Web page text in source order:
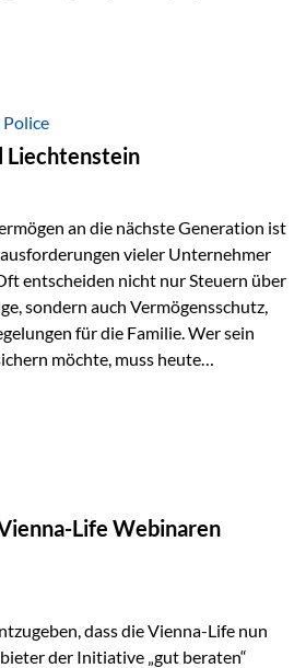
optimal genutzt werden, sondern
Vermögensübertragung, ohne die
der Hand zu geben. Die Lösung:
Die Umsetzung erfolgt über die
Liechtenstein
an die nächste Generation ist
vieler Unternehmer
entscheiden nicht nur Steuern über
sondern auch Vermögensschutz,
für die Familie. Wer sein
möchte, muss heute
herausgegeben und verfasst
miteinander verbindet.
oft scheitert Viele
Todesfall übertragen. Das kann zu
Erbschaftsteuern Streitigkeiten
bei Immobilien…
Life Webinaren
dass die Vienna-Life nun
der Initiative „gut beraten“